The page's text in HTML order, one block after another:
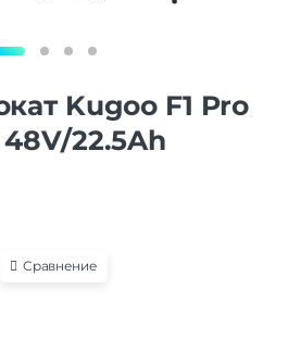
Kugoo F1 Pro
22.5Ah
Сравнение